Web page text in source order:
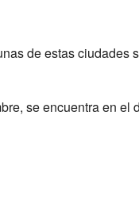
de estas ciudades
se encuentra en el